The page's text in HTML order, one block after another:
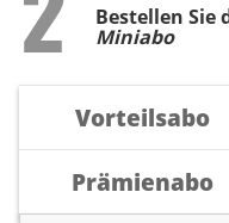
Bestellen Sie
Miniabo
Vorteilsabo
Prämienabo